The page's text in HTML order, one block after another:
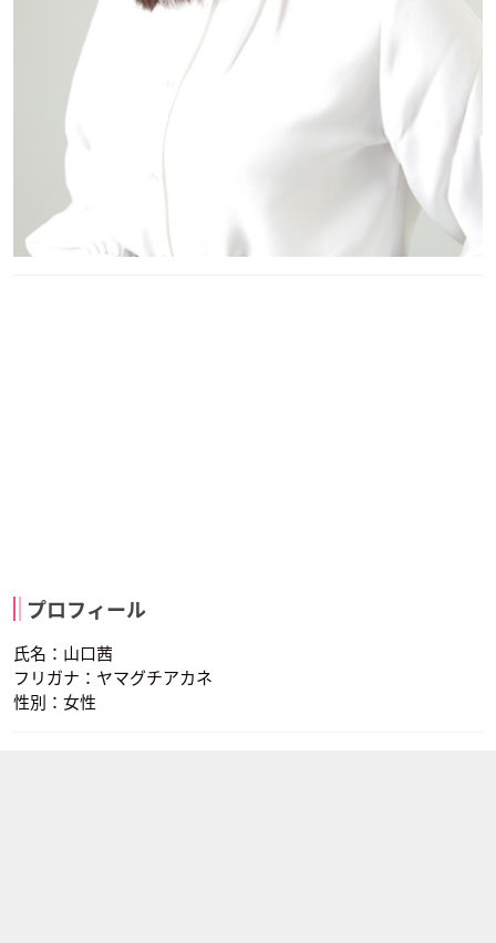
プロフィール
氏名：山口茜
フリガナ：ヤマグチアカネ
性別：女性